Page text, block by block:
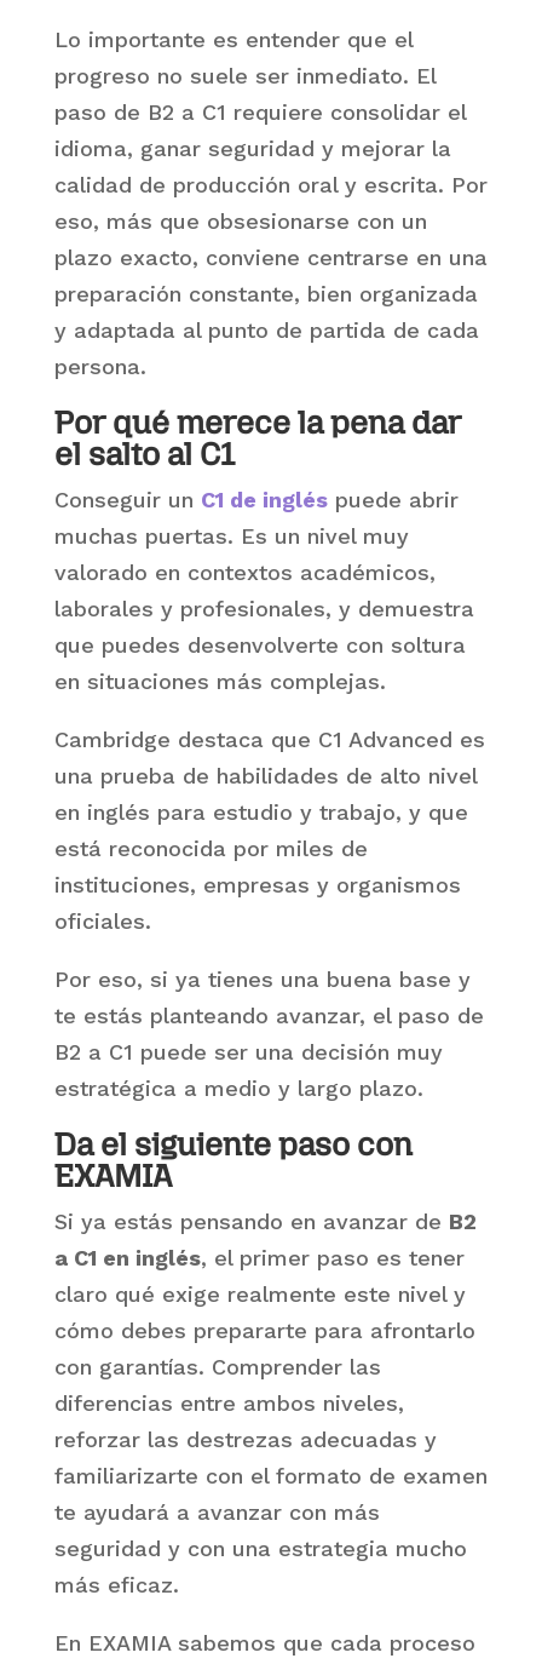
Lo importante es entender que el
progreso no suele ser inmediato. El
paso de B2 a C1 requiere consolidar el
idioma, ganar seguridad y mejorar la
calidad de producción oral y escrita. Por
eso, más que obsesionarse con un
plazo exacto, conviene centrarse en una
preparación constante, bien organizada
y adaptada al punto de partida de cada
persona.
Por qué merece la pena dar
el salto al C1
Conseguir un C1 de ingléspuede abrir
muchas puertas. Es un nivel muy
valorado en contextos académicos,
laborales y profesionales, y demuestra
que puedes desenvolverte con soltura
en situaciones más complejas.
Cambridge destaca que C1 Advanced es
una prueba de habilidades de alto nivel
en inglés para estudio y trabajo, y que
está reconocida por miles de
instituciones, empresas y organismos
oficiales.
Por eso, si ya tienes una buena base y
te estás planteando avanzar, el paso de
B2 a C1 puede ser una decisión muy
estratégica a medio y largo plazo.
Da el siguiente paso con
EXAMIA
Si ya estás pensando en avanzar de B2
a C1 en inglés, el primer paso es tener
claro qué exige realmente este nivel y
cómo debes prepararte para afrontarlo
con garantías. Comprender las
diferencias entre ambos niveles,
reforzar las destrezas adecuadas y
familiarizarte con el formato de examen
te ayudará a avanzar con más
seguridad y con una estrategia mucho
más eficaz.
En EXAMIA sabemos que cada proceso